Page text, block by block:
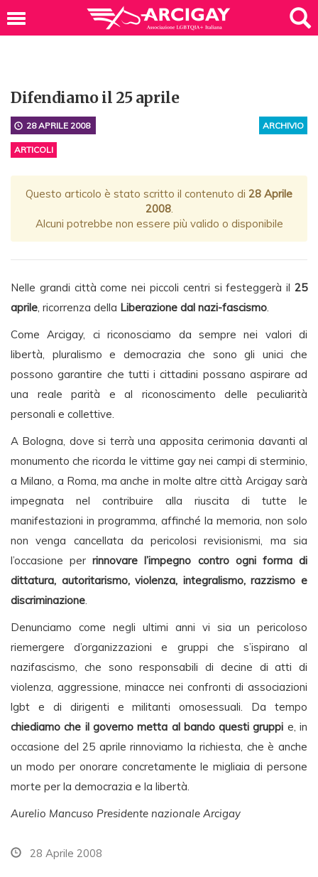
Difendiamo il 25 aprile
ARCHIVIO
28 APRILE 2008
ARTICOLI
Questo articolo è stato scritto il contenuto di 28 Aprile
2008.
Alcuni potrebbe non essere più valido o disponibile
Nelle grandi città come nei piccoli centri si festeggerà il 25
aprile, ricorrenza della Liberazione dal nazi-fascismo.
Come Arcigay, ci riconosciamo da sempre nei valori di
libertà, pluralismo e democrazia che sono gli unici che
possono garantire che tutti i cittadini possano aspirare ad
una reale parità e al riconoscimento delle peculiarità
personali e collettive.
A Bologna, dove si terrà una apposita cerimonia davanti al
monumento che ricorda le vittime gay nei campi di sterminio,
a Milano, a Roma, ma anche in molte altre città Arcigay sarà
impegnata nel contribuire alla riuscita di tutte le
manifestazioni in programma, affinché la memoria, non solo
non venga cancellata da pericolosi revisionismi, ma sia
l’occasione perrinnovare l’impegno contro ogni forma di
dittatura, autoritarismo, violenza, integralismo, razzismo e
discriminazione.
Denunciamo come negli ultimi anni vi sia un pericoloso
riemergere d’organizzazioni e gruppi che s’ispirano al
nazifascismo, che sono responsabili di decine di atti di
violenza, aggressione, minacce nei confronti di associazioni
lgbt e di dirigenti e militanti omosessuali. Da tempo
chiediamo che il governo metta al bando questi gruppi e, in
occasione del 25 aprile rinnoviamo la richiesta, che è anche
un modo per onorare concretamente le migliaia di persone
morte per la democrazia e la libertà.
Aurelio Mancuso Presidente nazionale Arcigay
28 Aprile 2008